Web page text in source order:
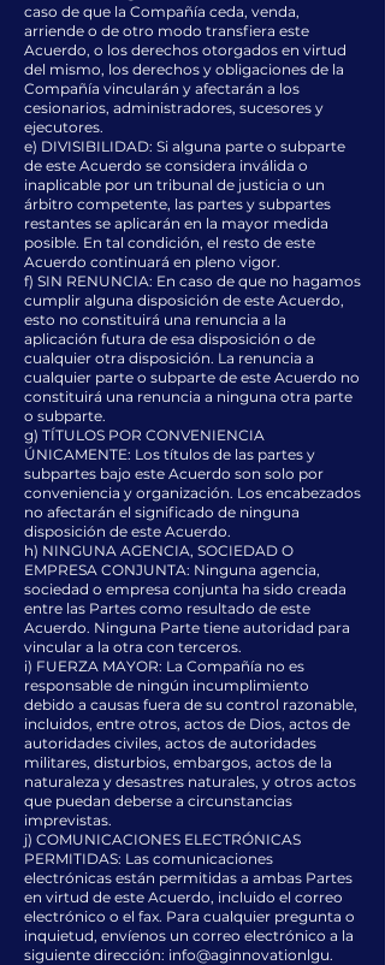
caso de que la Compañía ceda, venda,
arriende o de otro modo transfiera este
Acuerdo, o los derechos otorgados en virtud
del mismo, los derechos y obligaciones de la
Compañía vincularán y afectarán a los
cesionarios, administradores, sucesores y
ejecutores.
e) DIVISIBILIDAD: Si alguna parte o subparte
de este Acuerdo se considera inválida o
inaplicable por un tribunal de justicia o un
árbitro competente, las partes y subpartes
restantes se aplicarán en la mayor medida
posible. En tal condición, el resto de este
Acuerdo continuará en pleno vigor.
f) SIN RENUNCIA: En caso de que no hagamos
cumplir alguna disposición de este Acuerdo,
esto no constituirá una renuncia a la
aplicación futura de esa disposición o de
cualquier otra disposición. La renuncia a
cualquier parte o subparte de este Acuerdo no
constituirá una renuncia a ninguna otra parte
o subparte.
g) TÍTULOS POR CONVENIENCIA
ÚNICAMENTE: Los títulos de las partes y
subpartes bajo este Acuerdo son solo por
conveniencia y organización. Los encabezados
no afectarán el significado de ninguna
disposición de este Acuerdo.
h) NINGUNA AGENCIA, SOCIEDAD O
EMPRESA CONJUNTA: Ninguna agencia,
sociedad o empresa conjunta ha sido creada
entre las Partes como resultado de este
Acuerdo. Ninguna Parte tiene autoridad para
vincular a la otra con terceros.
i) FUERZA MAYOR: La Compañía no es
responsable de ningún incumplimiento
debido a causas fuera de su control razonable,
incluidos, entre otros, actos de Dios, actos de
autoridades civiles, actos de autoridades
militares, disturbios, embargos, actos de la
naturaleza y desastres naturales, y otros actos
que puedan deberse a circunstancias
imprevistas.
j) COMUNICACIONES ELECTRÓNICAS
PERMITIDAS: Las comunicaciones
electrónicas están permitidas a ambas Partes
en virtud de este Acuerdo, incluido el correo
electrónico o el fax. Para cualquier pregunta o
inquietud, envíenos un correo electrónico a la
siguiente dirección: info@aginnovationlgu.